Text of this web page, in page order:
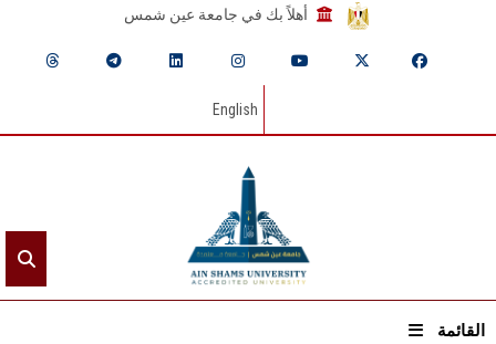
أهلاً بك في جامعة عين شمس
English
القائمة